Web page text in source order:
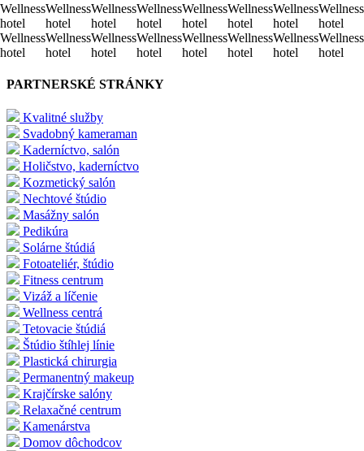
Wellness
hotel
Wellness
hotel
Wellness
hotel
Wellness
hotel
Wellness
hotel
Wellness
hotel
Wellness
hotel
Wellness
hotel
Wellness
hotel
Wellness
hotel
Wellness
hotel
Wellness
hotel
Wellness
hotel
Wellness
hotel
Wellness
hotel
Wellness
hotel
PARTNERSKÉ STRÁNKY
Kvalitné služby
Svadobný kameraman
Kaderníctvo, salón
Holičstvo, kaderníctvo
Kozmetický salón
Nechtové štúdio
Masážny salón
Pedikúra
Solárne štúdiá
Fotoateliér, štúdio
Fitness centrum
Vizáž a líčenie
Wellness centrá
Tetovacie štúdiá
Štúdio štíhlej línie
Plastická chirurgia
Permanentný makeup
Krajčírske salóny
Relaxačné centrum
Kamenárstva
Domov dôchodcov